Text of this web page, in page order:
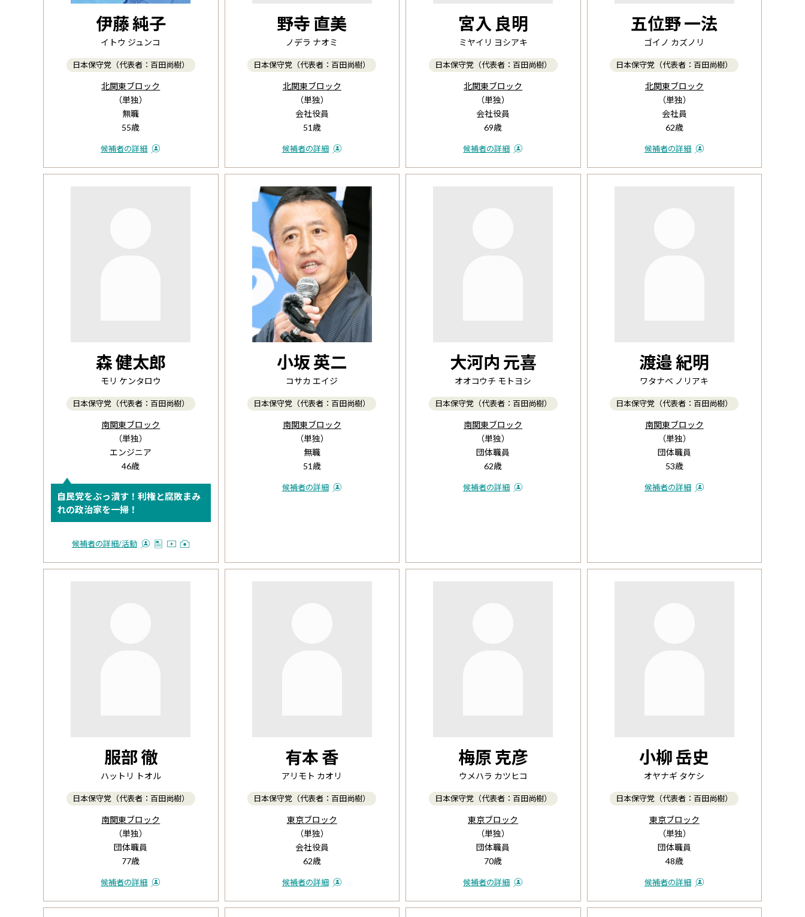
伊藤 純子
イトウ ジュンコ
日本保守党（代表者：百田尚樹）
北関東ブロック
（単独）
無職
55歳
候補者の詳細
野寺 直美
ノデラ ナオミ
日本保守党（代表者：百田尚樹）
北関東ブロック
（単独）
会社役員
51歳
候補者の詳細
宮入 良明
ミヤイリ ヨシアキ
日本保守党（代表者：百田尚樹）
北関東ブロック
（単独）
会社役員
69歳
候補者の詳細
五位野 一法
ゴイノ カズノリ
日本保守党（代表者：百田尚樹）
北関東ブロック
（単独）
会社員
62歳
候補者の詳細
森 健太郎
モリ ケンタロウ
日本保守党（代表者：百田尚樹）
南関東ブロック
（単独）
エンジニア
46歳
自民党をぶっ潰す！利権と腐敗まみ
れの政治家を一掃！
候補者の詳細/活動
小坂 英二
コサカ エイジ
日本保守党（代表者：百田尚樹）
南関東ブロック
（単独）
無職
51歳
候補者の詳細
大河内 元喜
オオコウチ モトヨシ
日本保守党（代表者：百田尚樹）
南関東ブロック
（単独）
団体職員
62歳
候補者の詳細
渡邉 紀明
ワタナベ ノリアキ
日本保守党（代表者：百田尚樹）
南関東ブロック
（単独）
団体職員
53歳
候補者の詳細
服部 徹
ハットリ トオル
日本保守党（代表者：百田尚樹）
南関東ブロック
（単独）
団体職員
77歳
候補者の詳細
有本 香
アリモト カオリ
日本保守党（代表者：百田尚樹）
東京ブロック
（単独）
会社役員
62歳
候補者の詳細
梅原 克彦
ウメハラ カツヒコ
日本保守党（代表者：百田尚樹）
東京ブロック
（単独）
団体職員
70歳
候補者の詳細
小柳 岳史
オヤナギ タケシ
日本保守党（代表者：百田尚樹）
東京ブロック
（単独）
団体職員
48歳
候補者の詳細